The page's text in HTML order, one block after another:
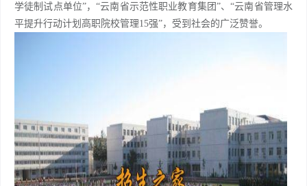
学徒制试点单位”，“云南省示范性职业教育集团”、“云南省管理水
平提升行动计划高职院校管理15强”，受到社会的广泛赞誉。